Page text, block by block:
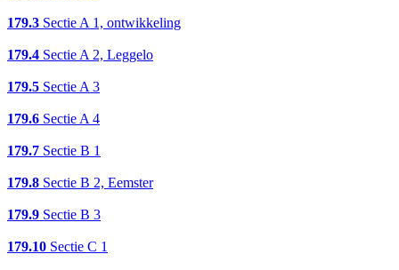
179.3 Sectie A 1, ontwikkeling
179.4 Sectie A 2, Leggelo
179.5 Sectie A 3
179.6 Sectie A 4
179.7 Sectie B 1
179.8 Sectie B 2, Eemster
179.9 Sectie B 3
179.10 Sectie C 1